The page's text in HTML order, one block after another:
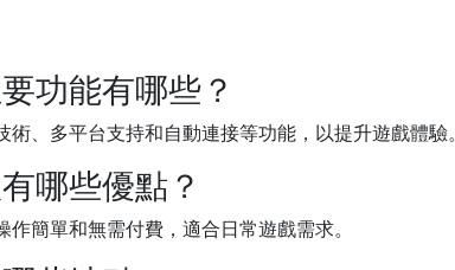
功能有哪些？
、多平台支持和自動連接等功能，以提升遊戲體驗。
哪些優點？
簡單和無需付費，適合日常遊戲需求。